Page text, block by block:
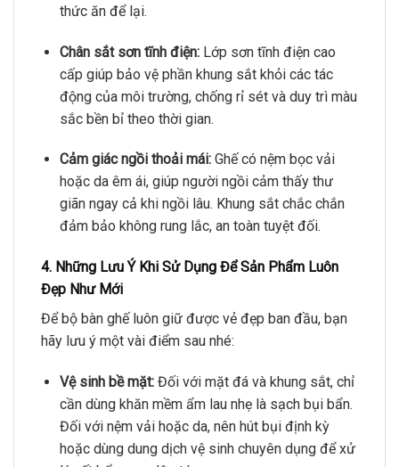
thức ăn để lại.
Chân sắt sơn tĩnh điện:Lớp sơn tĩnh điện cao
cấp giúp bảo vệ phần khung sắt khỏi các tác
động của môi trường, chống rỉ sét và duy trì màu
sắc bền bỉ theo thời gian.
Cảm giác ngồi thoải mái:Ghế có nệm bọc vải
hoặc da êm ái, giúp người ngồi cảm thấy thư
giãn ngay cả khi ngồi lâu. Khung sắt chắc chắn
đảm bảo không rung lắc, an toàn tuyệt đối.
4. Những Lưu Ý Khi Sử Dụng Để Sản Phẩm Luôn
Đẹp Như Mới
Để bộ bàn ghế luôn giữ được vẻ đẹp ban đầu, bạn
hãy lưu ý một vài điểm sau nhé:
Vệ sinh bề mặt:Đối với mặt đá và khung sắt, chỉ
cần dùng khăn mềm ẩm lau nhẹ là sạch bụi bẩn.
Đối với nệm vải hoặc da, nên hút bụi định kỳ
hoặc dùng dung dịch vệ sinh chuyên dụng để xử